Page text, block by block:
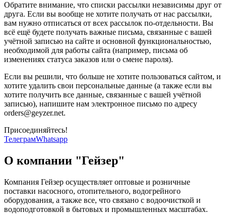
Обратите внимание, что списки рассылки независимы друг от
друга. Если вы вообще не хотите получать от нас рассылки,
вам нужно отписаться от всех рассылок по-отдельности. Вы
всё ещё будете получать важные письма, связанные с вашей
учётной записью на сайте и основной функциональностью,
необходимой для работы сайта (например, письма об
изменениях статуса заказов или о смене пароля).
Если вы решили, что больше не хотите пользоваться сайтом, и
хотите удалить свои персональные данные (а также если вы
хотите получить все данные, связанные с вашей учётной
записью), напишите нам электронное письмо по адресу
orders@geyzer.net.
Присоединяйтесь!
ТелеграмWhatsapp
О компании "Гейзер"
Компания Гейзер осуществляет оптовые и розничные
поставки насосного, отопительного, водогрейного
оборудования, а также все, что связано с водоочисткой и
водоподготовкой в бытовых и промышленных масштабах.